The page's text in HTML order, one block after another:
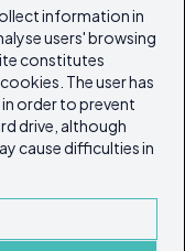
information in
users' browsing
constitutes
The user has
order to prevent
drive, although
cause difficulties in